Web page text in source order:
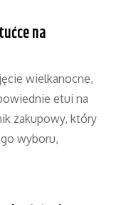
na
wielkanocne,
etui na
zakupowy, który
wyboru,